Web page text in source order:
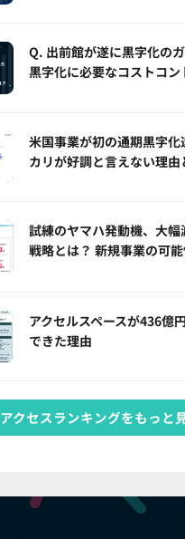
Q. 出前館が遂に黒字化の
黒字化に必要なコストコン
米国事業が初の通期黒字
カリが好調と言えない理由
試練のヤマハ発動機、大
戦略とは？ 新規事業の可
アクセルスペースが436億
できた理由
アクセスランキングをもっと